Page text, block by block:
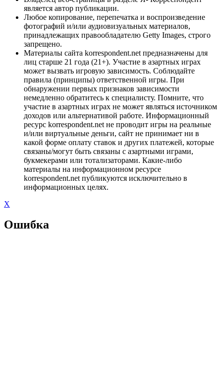
является автор публикации.
Любое копирование, перепечатка и воспроизведение
фотографий и/или аудиовизуальных материалов,
принадлежащих правообладателю Getty Images, строго
запрещено.
Материалы сайта korrespondent.net предназначены для
лиц старше 21 года (21+). Участие в азартных играх
может вызвать игровую зависимость. Соблюдайте
правила (принципы) ответственной игры. При
обнаружении первых признаков зависимости
немедленно обратитесь к специалисту. Помните, что
участие в азартных играх не может являться источником
доходов или альтернативой работе. Информационный
ресурс korrespondent.net не проводит игры на реальные
и/или виртуальные деньги, сайт не принимает ни в
какой форме оплату ставок и других платежей, которые
связаны/могут быть связаны с азартными играми,
букмекерами или тотализаторами. Какие-либо
материалы на информационном ресурсе
korrespondent.net публикуются исключительно в
информационных целях.
X
Ошибка